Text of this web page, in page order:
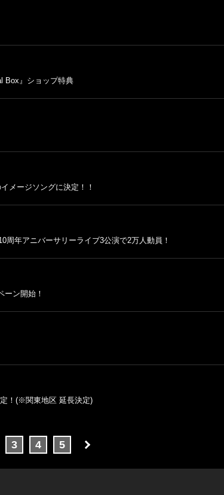
Box』ショップ特典
メージソングに決定！！
周年アニバーサリーライブ3公演で2万人動員！
ーン開始！
定！(※関東地区 延長決定)
3 4 5